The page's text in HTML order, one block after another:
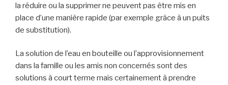
la réduire ou la supprimer ne peuvent pas être mis en
place d’une manière rapide (par exemple grâce à un puits
de substitution).
La solution de l’eau en bouteille ou l’approvisionnement
dans la famille ou les amis non concernés sont des
solutions à court terme mais certainement à prendre